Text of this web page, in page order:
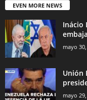
EVEN MORE NEWS
Inácio
mayo
Unión
mayo